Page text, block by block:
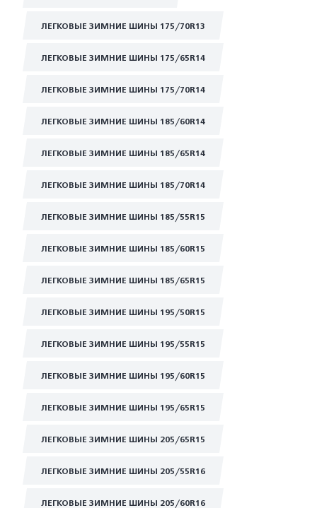
ЛЕГКОВЫЕ ЗИМНИЕ ШИНЫ 175/70R13
ЛЕГКОВЫЕ ЗИМНИЕ ШИНЫ 175/65R14
ЛЕГКОВЫЕ ЗИМНИЕ ШИНЫ 175/70R14
ЛЕГКОВЫЕ ЗИМНИЕ ШИНЫ 185/60R14
ЛЕГКОВЫЕ ЗИМНИЕ ШИНЫ 185/65R14
ЛЕГКОВЫЕ ЗИМНИЕ ШИНЫ 185/70R14
ЛЕГКОВЫЕ ЗИМНИЕ ШИНЫ 185/55R15
ЛЕГКОВЫЕ ЗИМНИЕ ШИНЫ 185/60R15
ЛЕГКОВЫЕ ЗИМНИЕ ШИНЫ 185/65R15
ЛЕГКОВЫЕ ЗИМНИЕ ШИНЫ 195/50R15
ЛЕГКОВЫЕ ЗИМНИЕ ШИНЫ 195/55R15
ЛЕГКОВЫЕ ЗИМНИЕ ШИНЫ 195/60R15
ЛЕГКОВЫЕ ЗИМНИЕ ШИНЫ 195/65R15
ЛЕГКОВЫЕ ЗИМНИЕ ШИНЫ 205/65R15
ЛЕГКОВЫЕ ЗИМНИЕ ШИНЫ 205/55R16
ЛЕГКОВЫЕ ЗИМНИЕ ШИНЫ 205/60R16